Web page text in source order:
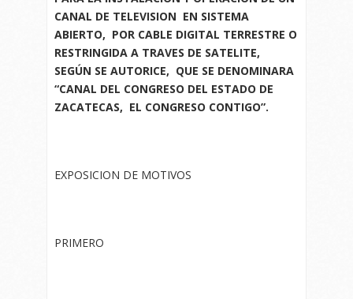
CANAL DE TELEVISION EN SISTEMA
ABIERTO, POR CABLE DIGITAL TERRESTRE O
RESTRINGIDA A TRAVES DE SATELITE,
SEGÚN SE AUTORICE, QUE SE DENOMINARA
“CANAL DEL CONGRESO DEL ESTADO DE
ZACATECAS, EL CONGRESO CONTIGO”.
EXPOSICION DE MOTIVOS
PRIMERO